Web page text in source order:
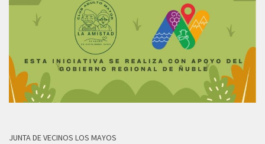
JUNTA DE VECINOS LOS MAYOS